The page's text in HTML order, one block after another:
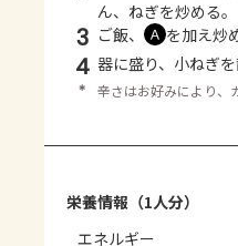
ん、ねぎを炒める。
3 ご飯、 Ａ を加え炒
4 器に盛り、小ねぎを
＊ 辛さはお好みにより、
栄養情報（1人分）
エネルギー